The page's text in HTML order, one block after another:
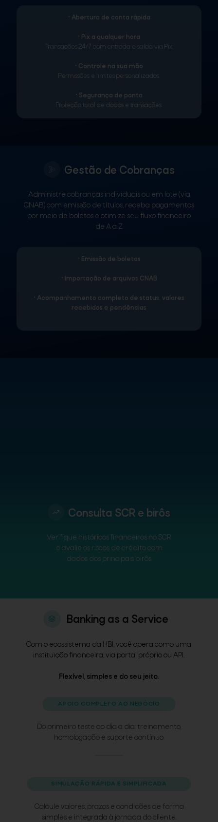
• Abertura de conta rápida
• Pix a qualquer hora
Transações 24/7 com entrada e saída via Pix.
• Controle na sua mão
Permissões e limites personalizados.
• Segurança de ponta
Proteção total de dados e transações.
Gestão de Cobranças
Administre cobranças individuais ou em lote (via
CNAB) com emissão de títulos, receba pagamentos
por meio de boletos e otimize seu fluxo financeiro
de A a Z
• Emissão de boletos
• Importação de arquivos CNAB
• Acompanhamento completo de status, valores
recebidos e pendências
Consulta SCR e birôs
Verifique históricos financeiros no SCR
e avalie os riscos de crédito com
dados dos principais birôs
Banking as a Service
Com o ecossistema da HBI, você opera como uma
instituição financeira, via portal próprio ou API.
Flexível, simples e do seu jeito.
APOIO COMPLETO AO NEGÓCIO
Do primeiro teste ao dia a dia: treinamento,
homologação e suporte contínuo.
SIMULAÇÃO RÁPIDA E SIMPLIFICADA
Calcule valores, prazos e condições de forma
simples e integrada à jornada do cliente.